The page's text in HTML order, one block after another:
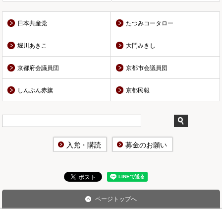
日本共産党 たつみコータロー
堀川あきこ 大門みきし
京都府会議員団 京都市会議員団
しんぶん赤旗 京都民報
入党・購読 募金のお願い
ページトップへ